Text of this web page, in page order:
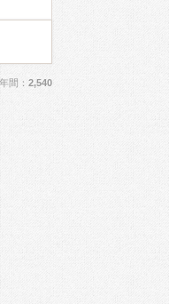
： 2,540